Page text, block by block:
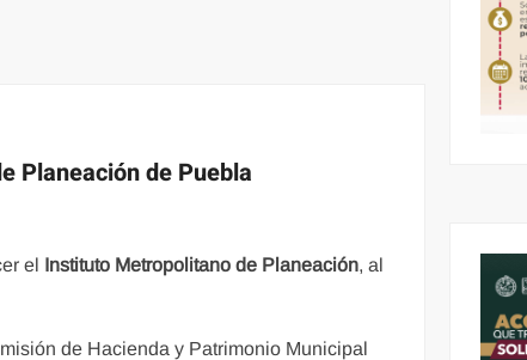
Planeación de Puebla
el Instituto Metropolitano de Planeación, al
de Hacienda y Patrimonio Municipal